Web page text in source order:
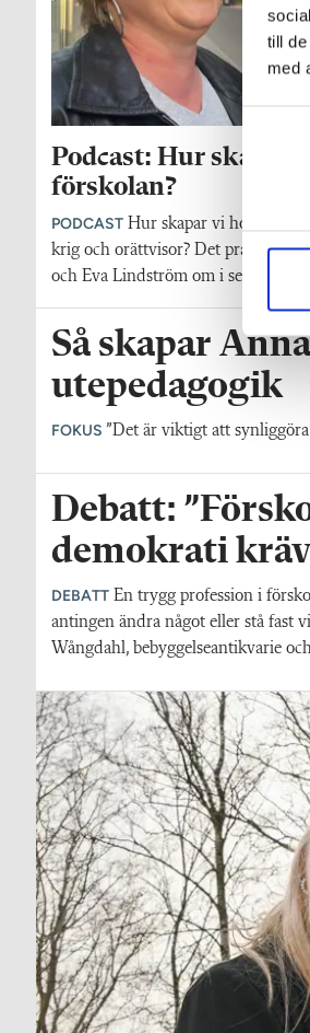
till
med
m
y
c
k
s
v
a
l
Podcast: Hur skapar
förskolan?
PODCAST Hur skapar vi hopp i en
krig och orättvisor? Det pratar
och Eva Lindström om i senaste
Så skapar
utepedagogik
FOKUS ”Det är viktigt att synliggöra
Debatt:
demokrati
DEBATT En trygg profession i
antingen ändra något eller stå fast
Wångdahl, bebyggelseantikvarie